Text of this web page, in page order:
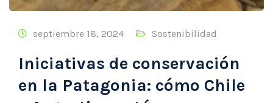
septiembre 18, 2024 Sostenibilidad
Iniciativas de conservación
en la Patagonia: cómo Chile